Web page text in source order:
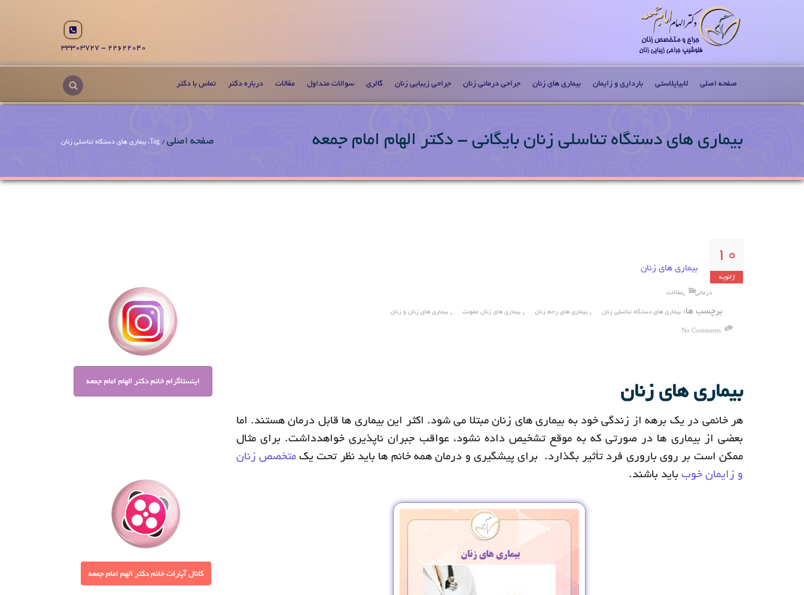
22622040 - 33303727
صفحه اصلی لابیاپلاستی بارداری و زایمان بیماری های زنان جراحی درمانی زنان جراحی زیبایی زنان گالری سوالات متداول مقالات درباره دکتر تماس با دکتر
بیماری های دستگاه تناسلی زنان بایگانی - دکتر الهام امام جمعه صفحه اصلی / Tag: بیماری های دستگاه تناسلی زنان
10
ژانویه
بیماری های زنان
درمانی ,مقالات
برچسب ها: بیماری های دستگاه تناسلی زنان , بیماری های رحم زنان , بیماری های زنان عفونت , بیماری های زنان و زنان
No Comments
بیماری های زنان
هر خانمی در یک برهه از زندگی خود به بیماری های زنان مبتلا می شود. اکثر این بیماری ها قابل درمان هستند. اما
بعضی از بیماری ها در صورتی که به موقع تشخیص داده نشود، عواقب جبران ناپذیری خواهدداشت. برای مثال
ممکن است بر روی باروری فرد تأثیر بگذارد. برای پیشگیری و درمان همه خانم ها باید نظر تحت یکمتخصص زنان
و زایمان خوب باید باشند.